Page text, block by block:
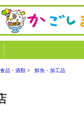
食品・酒類 鮮魚・加工品